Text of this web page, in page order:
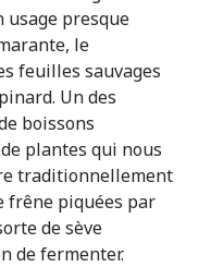
usage presque
le
feuilles sauvages
Un des
boissons
plantes qui nous
traditionnellement
frêne piquées par
de sève
de fermenter.